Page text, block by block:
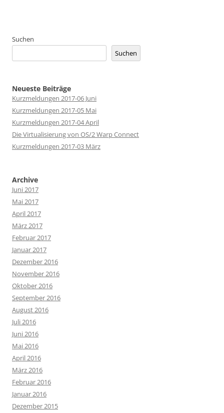
Suchen
Suchen
Neueste Beiträge
Kurzmeldungen 2017-06 Juni
Kurzmeldungen 2017-05 Mai
Kurzmeldungen 2017-04 April
Die Virtualisierung von OS/2 Warp Connect
Kurzmeldungen 2017-03 März
Archive
Juni 2017
Mai 2017
April 2017
März 2017
Februar 2017
Januar 2017
Dezember 2016
November 2016
Oktober 2016
September 2016
August 2016
Juli 2016
Juni 2016
Mai 2016
April 2016
März 2016
Februar 2016
Januar 2016
Dezember 2015